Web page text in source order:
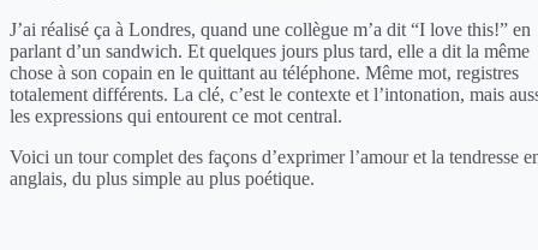
J’ai réalisé ça à Londres, quand une collègue m’a dit “I love this!” en
parlant d’un sandwich. Et quelques jours plus tard, elle a dit la même
chose à son copain en le quittant au téléphone. Même mot, registres
totalement différents. La clé, c’est le contexte et l’intonation, mais
les expressions qui entourent ce mot central.
Voici un tour complet des façons d’exprimer l’amour et la tendresse
anglais, du plus simple au plus poétique.